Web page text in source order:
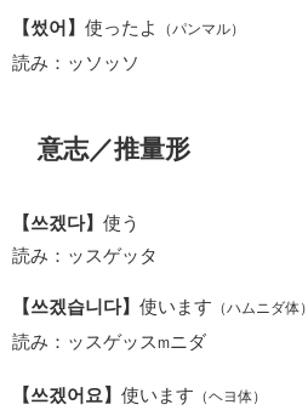
【썼어】 使ったよ （パンマル）
読み：ッソッソ
意志／推量形
【쓰겠다】 使う
読み：ッスゲッタ
【쓰겠습니다】 使います （ハムニダ体）
読み：ッスゲッス m ニダ
【쓰겠어요】 使います （ヘヨ体）